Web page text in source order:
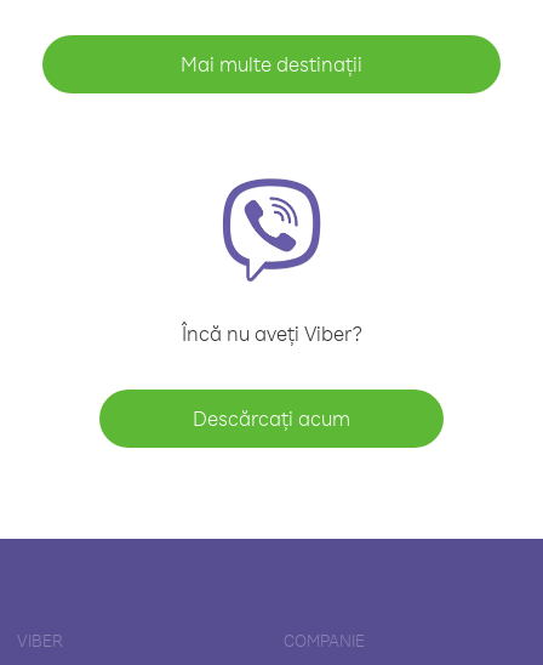
Mai multe destinații
Încă nu aveți Viber?
Descărcați acum
VIBER COMPANIE